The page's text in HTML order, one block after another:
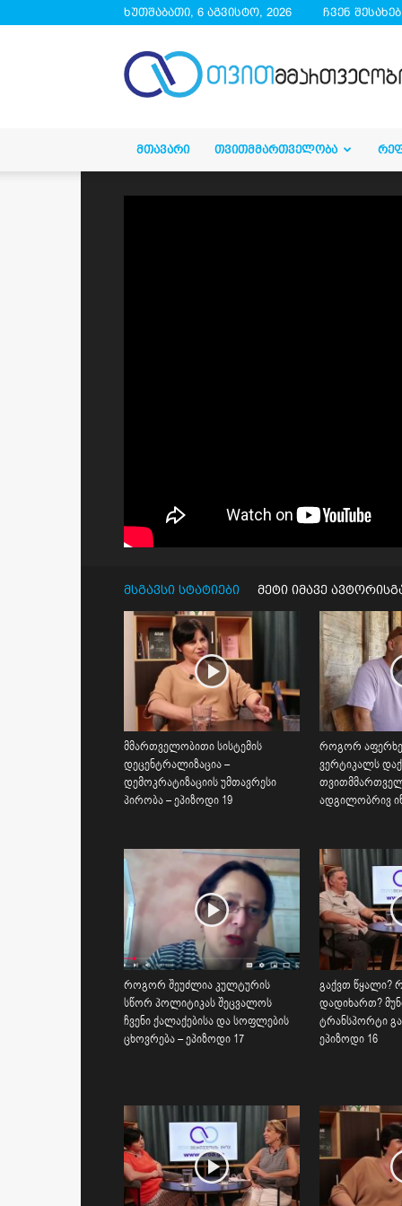
ხუთშაბათი, 6 აგვისტო, 2026 ჩვენ შესახებ
ᲛᲗᲐᲕᲐᲠᲘ ᲗᲕᲘᲗᲛᲛᲐᲠᲗᲕᲔᲚᲝᲑᲐ
მსგავსი სტატიები მეტი იმავე
მმართველობითი სისტემის
დეცენტრალიზაცია –
დემოკრატიზაციის უმთავრესი
პირობა – ეპიზოდი 19
როგორ
ვერტიკალს
ადგილობრივ
როგორ შეუძლია კულტურის
სწორ პოლიტიკას შეცვალოს
ჩვენი ქალაქებისა და სოფლების
ცხოვრება – ეპიზოდი 17
გაქვთ წყალი?
დადიხართ?
ტრანსპორტი
ეპიზოდი 16